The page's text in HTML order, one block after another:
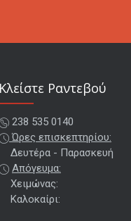
Kλείστε Ραντεβού
238 535 0140
Ώρες επισκεπτηρίου:
Δευτέρα - Παρασκευή
Απόγευμα:
Χειμώνας:
Καλοκαίρι: